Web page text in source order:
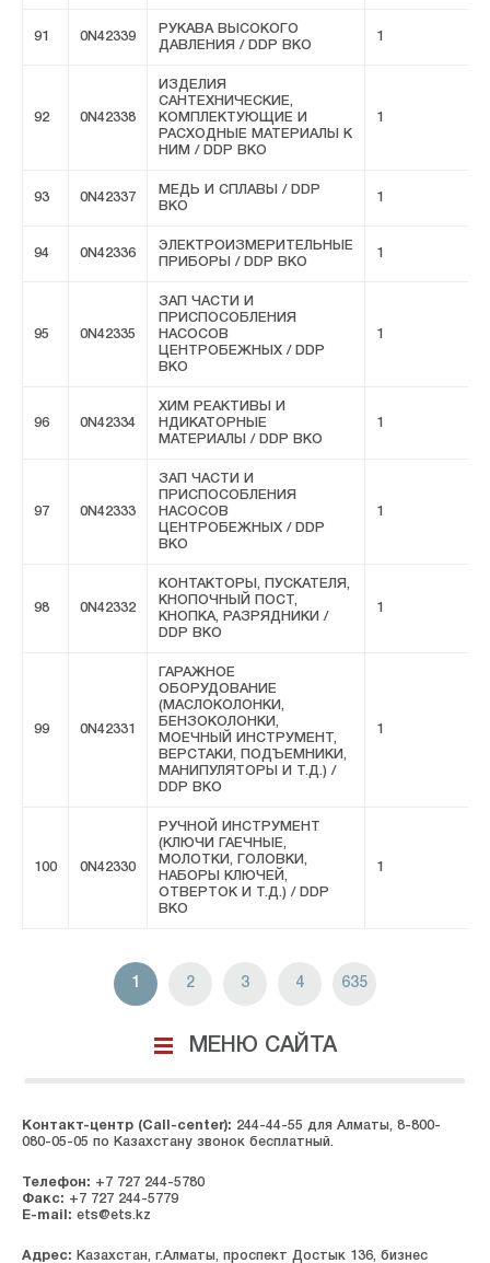
91 0N42339
РУКАВА ВЫСОКОГО
ДАВЛЕНИЯ / DDP ВКО
1
92 0N42338
ИЗДЕЛИЯ
САНТЕХНИЧЕСКИЕ,
КОМПЛЕКТУЮЩИЕ И
РАСХОДНЫЕ МАТЕРИАЛЫ К
НИМ / DDP ВКО
1
93 0N42337
МЕДЬ И СПЛАВЫ / DDP
ВКО
1
94 0N42336
ЭЛЕКТРОИЗМЕРИТЕЛЬНЫЕ
ПРИБОРЫ / DDP ВКО
1
95 0N42335
ЗАП ЧАСТИ И
ПРИСПОСОБЛЕНИЯ
НАСОСОВ
ЦЕНТРОБЕЖНЫХ / DDP
ВКО
1
96 0N42334
ХИМ РЕАКТИВЫ И
НДИКАТОРНЫЕ
МАТЕРИАЛЫ / DDP ВКО
1
97 0N42333
ЗАП ЧАСТИ И
ПРИСПОСОБЛЕНИЯ
НАСОСОВ
ЦЕНТРОБЕЖНЫХ / DDP
ВКО
1
98 0N42332
КОНТАКТОРЫ, ПУСКАТЕЛЯ,
КНОПОЧНЫЙ ПОСТ,
КНОПКА, РАЗРЯДНИКИ /
DDP ВКО
1
99 0N42331
ГАРАЖНОЕ
ОБОРУДОВАНИЕ
(МАСЛОКОЛОНКИ,
БЕНЗОКОЛОНКИ,
МОЕЧНЫЙ ИНСТРУМЕНТ,
ВЕРСТАКИ, ПОДЪЕМНИКИ,
МАНИПУЛЯТОРЫ И Т.Д.) /
DDP ВКО
1
100 0N42330
РУЧНОЙ ИНСТРУМЕНТ
(КЛЮЧИ ГАЕЧНЫЕ,
МОЛОТКИ, ГОЛОВКИ,
НАБОРЫ КЛЮЧЕЙ,
ОТВЕРТОК И Т.Д.) / DDP
ВКО
1
1 2 3 4 635
МЕНЮ САЙТА
Контакт-центр (Call-center): 244-44-55 для Алматы, 8-800-
080-05-05 по Казахстану звонок бесплатный.
Телефон: +7 727 244-5780
Факс: +7 727 244-5779
E-mail: ets@ets.kz
Адрес: Казахстан, г.Алматы, проспект Достык 136, бизнес